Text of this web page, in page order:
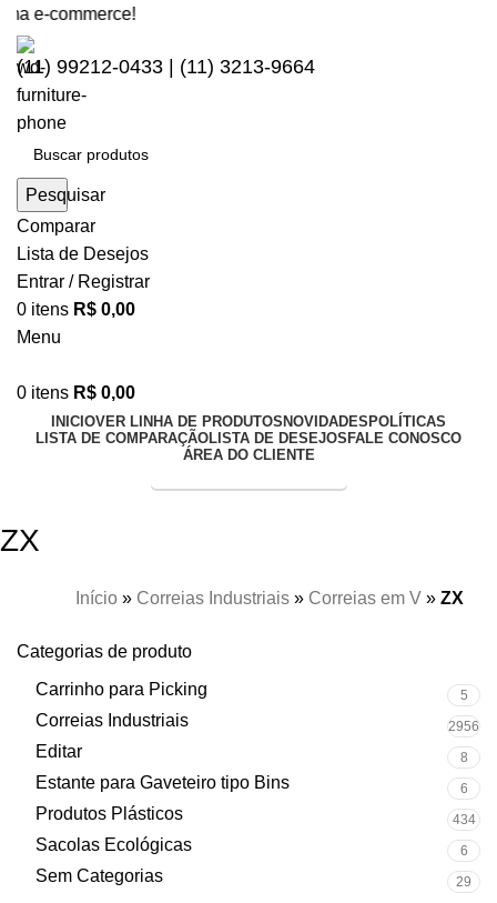
e-commerce!
(11) 99212-0433 | (11) 3213-9664
Pesquisar
Comparar
Lista de Desejos
Entrar / Registrar
0 itens R$ 0,00
Menu
0 itens R$ 0,00
INICIOVER LINHA DE PRODUTOS NOVIDADES POLÍTICAS
LISTA DE COMPARAÇÃOLISTA DE DESEJOS FALE CONOSCO
ÁREA DO CLIENTE
ZX
Início » Correias Industriais » Correias em V »ZX
Categorias de produto
Carrinho para Picking
5
Correias Industriais 2956
Editar 8
Estante para Gaveteiro tipo Bins 6
Produtos Plásticos 434
Sacolas Ecológicas 6
Sem Categorias 29